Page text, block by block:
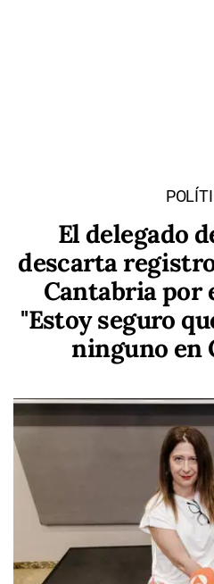
El delegado
descarta
Cantabria por
"Estoy seguro
ninguno en